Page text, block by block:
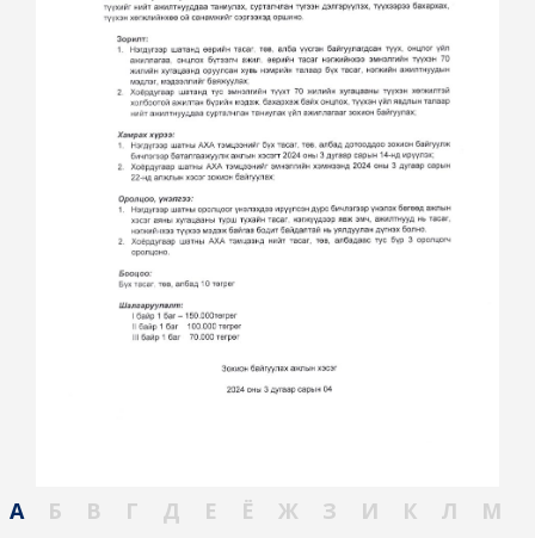
А Б В Г Д Е Ё Ж З И К Л
М